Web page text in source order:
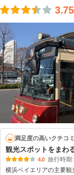
3.75
満足度の高いクチコミ
観光スポットをまわ
4.0 旅行時期
横浜ベイエリアの主要